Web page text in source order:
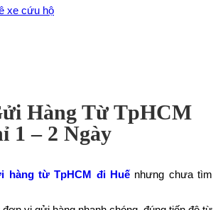
xe cứu hộ
Hàng Từ TpHCM
1 – 2 Ngày
hàng từ TpHCM đi Huế nhưng chưa tìm